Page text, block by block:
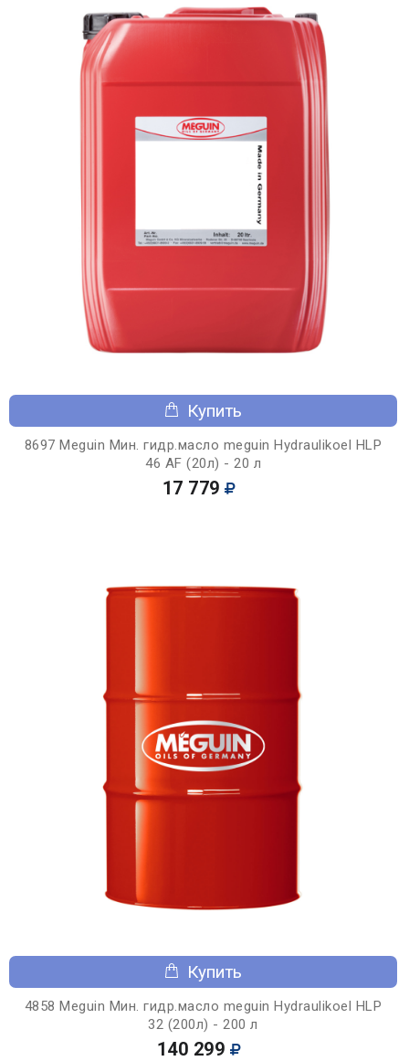
Купить
8697 Meguin Мин. гидр.масло meguin Hydraulikoel HLP
46 AF (20л) - 20 л
17 779
Купить
4858 Meguin Мин. гидр.масло meguin Hydraulikoel HLP
32 (200л) - 200 л
140 299